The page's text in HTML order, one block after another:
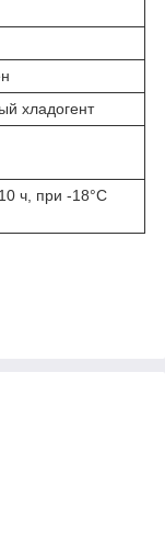
хладогент
ч, при -18°С